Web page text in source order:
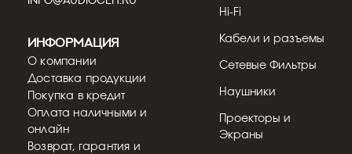
Hi-Fi
Кабели и разъемы
Сетевые Фильтры
Наушники
Проекторы и
Экраны
Информация
О компании
Доставка продукции
Покупка в кредит
Оплата наличными и
онлайн
Возврат, гарантия и